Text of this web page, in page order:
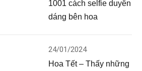
1001 cách selfie duyên
dáng bên hoa
24/01/2024
Hoa Tết – Thấy những